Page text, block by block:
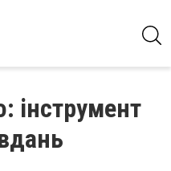
інструмент